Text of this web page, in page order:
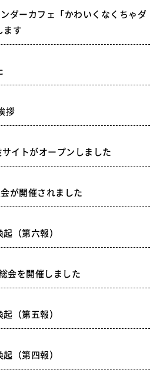
ダーカフェ「かわいくなくちゃダ
ます
拶
イトがオープンしました
が開催されました
（第六報）
会を開催しました
（第五報）
（第四報）